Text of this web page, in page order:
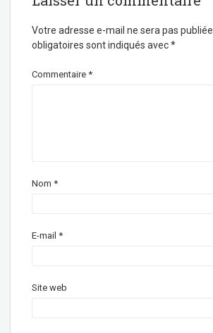
Votre adresse e-mail ne sera pas publiée.
obligatoires sont indiqués avec*
Commentaire *
Nom *
E-mail *
Site web